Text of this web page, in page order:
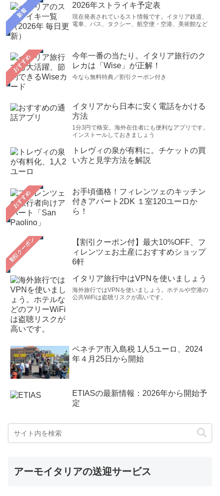
新着
2026年ストライキ予定表
現在発表されているスト情報です。イタリア鉄道、
電車、バス、タクシー、航空便・空港、美術館など
おすすめ
今年一番の当たり。イタリア旅行のク
レカは「Wise」が正解！
今なら無料特典／割引クーポン付き
イタリアから日本に安く電話をかける
方法
1分3円で格安。海外在住者にも便利なアプリです。
インストールしておきましょう
トレヴィの泉が有料に。チケットの買
い方と見学方法を解説
おすすめ
お手頃価格！フィレンツェのキッチン
付きアパート2DK １室120ユーロか
ら！
【割引クーポン付】最大10%OFF、フ
ィレンツェお土産におすすめショップ
6軒
イタリア旅行中はVPNを使いましょう
海外旅行ではVPNを使いましょう。ホテルや空港の
公共WiFiは盗聴リスクが高いです。
ベネチア市入島税 1人5ユーロ、2024
年４月25日から開始
ETIASの最新情報：2026年から開始予
定
アーモイタリアの送迎サービス